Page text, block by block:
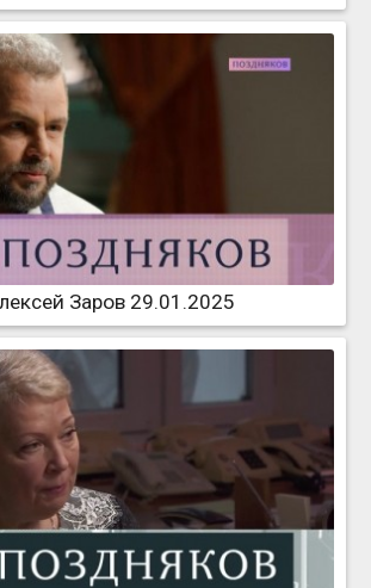
Заров 29.01.2025